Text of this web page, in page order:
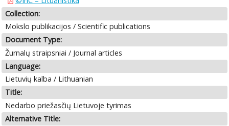
Collection:
Mokslo publikacijos / Scientific publications
Document Type:
Žurnalų straipsniai / Journal articles
Language:
Lietuvių kalba / Lithuanian
Title:
Nedarbo priežasčių Lietuvoje tyrimas
Alternative Title: